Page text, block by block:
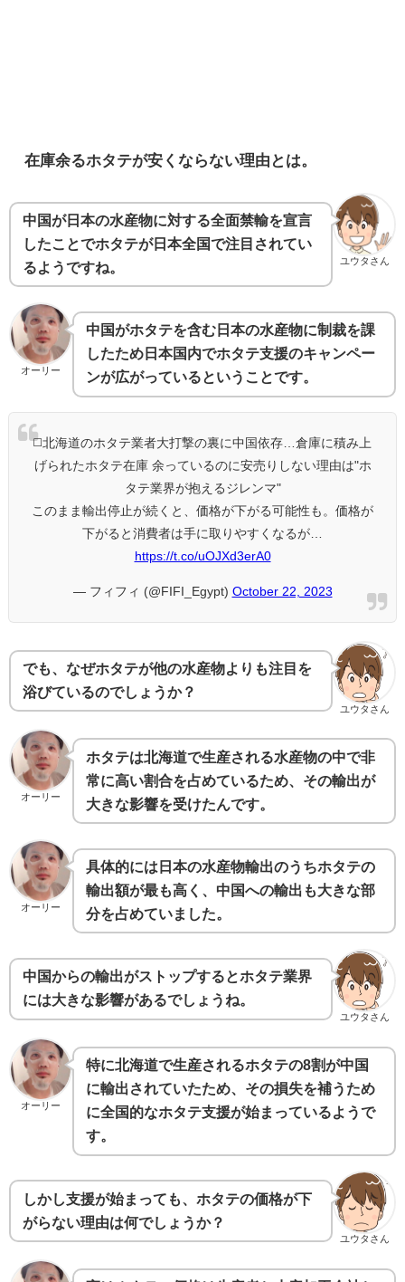
在庫余るホタテが安くならない理由とは。
ユウタさん
中国が日本の水産物に対する全面禁輸を宣言
したことでホタテが日本全国で注目されてい
るようですね。
オーリー
中国がホタテを含む日本の水産物に制裁を課
したため日本国内でホタテ支援のキャンペー
ンが広がっているということです。
◻️北海道のホタテ業者大打撃の裏に中国依存…倉庫に積み上
げられたホタテ在庫 余っているのに安売りしない理由は"ホ
タテ業界が抱えるジレンマ"
このまま輸出停止が続くと、価格が下がる可能性も。価格が
下がると消費者は手に取りやすくなるが…
https://t.co/uOJXd3erA0
— フィフィ (@FIFI_Egypt) October 22, 2023
ユウタさん
でも、なぜホタテが他の水産物よりも注目を
浴びているのでしょうか？
オーリー
ホタテは北海道で生産される水産物の中で非
常に高い割合を占めているため、その輸出が
大きな影響を受けたんです。
オーリー
具体的には日本の水産物輸出のうちホタテの
輸出額が最も高く、中国への輸出も大きな部
分を占めていました。
ユウタさん
中国からの輸出がストップするとホタテ業界
には大きな影響があるでしょうね。
オーリー
特に北海道で生産されるホタテの8割が中国
に輸出されていたため、その損失を補うため
に全国的なホタテ支援が始まっているようで
す。
ユウタさん
しかし支援が始まっても、ホタテの価格が下
がらない理由は何でしょうか？